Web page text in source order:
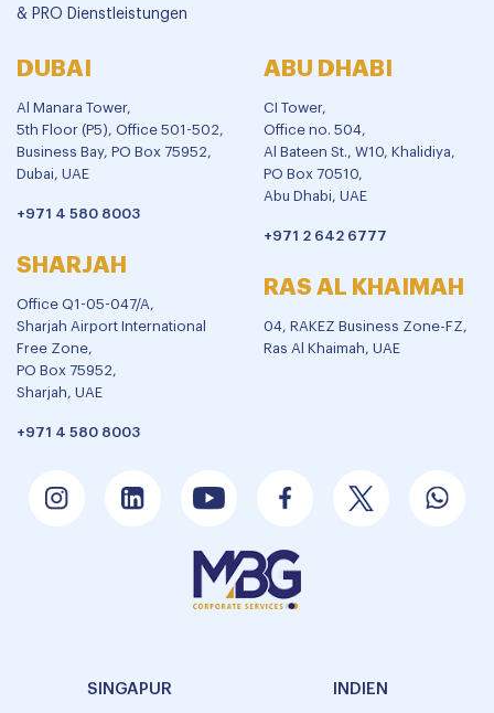
& PRO Dienstleistungen
DUBAI
Al Manara Tower,
5th Floor (P5), Office 501-502,
Business Bay, PO Box 75952,
Dubai, UAE
+971 4 580 8003
SHARJAH
Office Q1-05-047/A,
Sharjah Airport International
Free Zone,
PO Box 75952,
Sharjah, UAE
+971 4 580 8003
ABU DHABI
CI Tower,
Office no. 504,
Al Bateen St., W10, Khalidiya,
PO Box 70510,
Abu Dhabi, UAE
+971 2 642 6777
RAS AL KHAIMAH
04, RAKEZ Business Zone-FZ,
Ras Al Khaimah, UAE
SINGAPUR INDIEN